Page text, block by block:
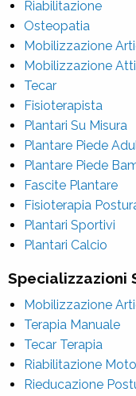
Riabilitazione
Osteopatia
Mobilizzazione
Mobilizzazione
Tecar
Fisioterapista
Plantari Su Misura
Plantare Piede
Plantare Piede
Fascite Plantare
Fisioterapia
Plantari Sportivi
Plantari Calcio
Specializzazioni
Mobilizzazione
Terapia Manuale
Tecar Terapia
Riabilitazione
Rieducazione